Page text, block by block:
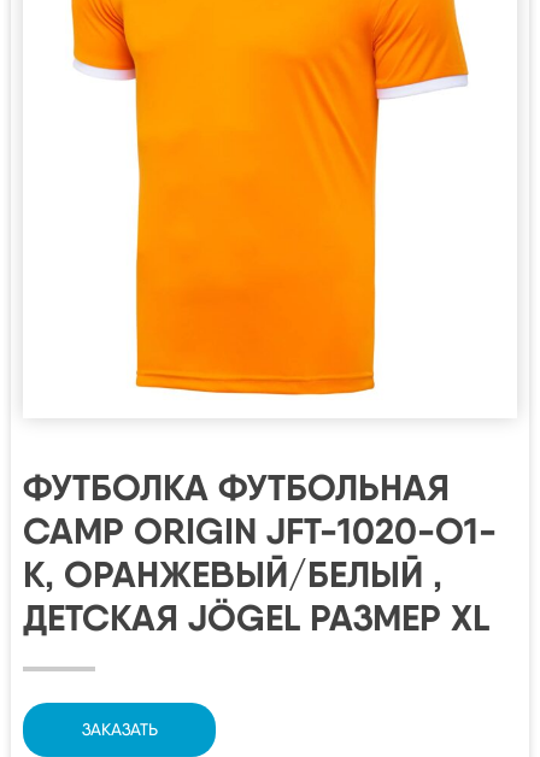
ФУТБОЛКА ФУТБОЛЬНАЯ
CAMP ORIGIN JFT-1020-O1-
K, ОРАНЖЕВЫЙ/БЕЛЫЙ ,
ДЕТСКАЯ JÖGEL РАЗМЕР XL
ЗАКАЗАТЬ